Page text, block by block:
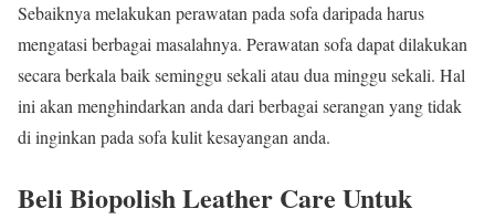
Sebaiknya melakukan perawatan pada sofa daripada harus
mengatasi berbagai masalahnya. Perawatan sofa dapat dilakukan
secara berkala baik seminggu sekali atau dua minggu sekali. Hal
ini akan menghindarkan anda dari berbagai serangan yang tidak
di inginkan pada sofa kulit kesayangan anda.
Beli Biopolish Leather Care Untuk